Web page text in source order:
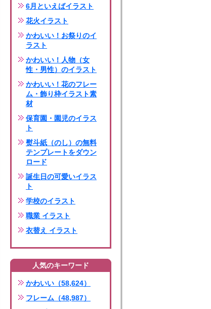
6月といえばイラスト
花火イラスト
かわいい！お祭りのイ
ラスト
かわいい！人物（女
性・男性）のイラスト
かわいい！花のフレー
ム・飾り枠イラスト素
材
保育園・園児のイラス
ト
熨斗紙（のし）の無料
テンプレートをダウン
ロード
誕生日の可愛いイラス
ト
学校のイラスト
職業 イラスト
衣替え イラスト
人気のキーワード
かわいい（58,624）
フレーム（48,987）